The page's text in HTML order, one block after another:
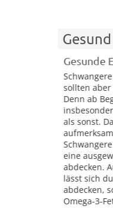
Gesunde
Schwangere
sollten aber
Denn ab Beginn der
insbesondere mehr
als sonst. Darauf
aufmerksam.
Schwangere diesen
eine ausgewogene
abdecken.
lässt sich durch die
abdecken, so die
Omega-3-Fettsäure
Wie
Der
positiv –
auf Dauer
fitter,
oft das
aussteigen
arbeiten:
immer alles
Claus,